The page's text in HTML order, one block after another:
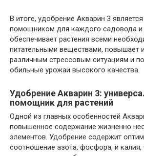
В итоге, удобрение Акварин 3
помощником для каждого садовода и
обеспечивает растения всеми
питательными веществами, повышает
различным стрессовым ситуациям и
обильные урожаи высокого качества.
Удобрение Акварин 3:
помощник для растений
Одной из главных особенностей
повышенное содержание жизненно
элементов. Удобрение содержит
соотношение азота, фосфора, и калия,